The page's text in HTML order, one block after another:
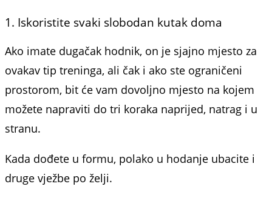
1. Iskoristite svaki slobodan kutak doma
Ako imate dugačak hodnik, on je sjajno mjesto za
ovakav tip treninga, ali čak i ako ste ograničeni
prostorom, bit će vam dovoljno mjesto na kojem
možete napraviti do tri koraka naprijed, natrag i u
stranu.
Kada dođete u formu, polako u hodanje ubacite i
druge vježbe po želji.